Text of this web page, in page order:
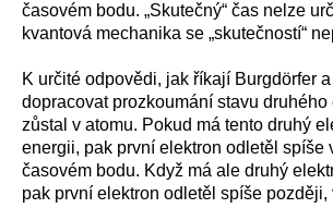
časovém bodu. „Skutečný“ čas nelze
kvantová mechanika se „skutečností“
K určité odpovědi, jak říkají Burgdörfer
dopracovat prozkoumání stavu druhého
zůstal v atomu. Pokud má tento druhý
energii, pak první elektron odletěl spíše
časovém bodu. Když má ale druhý
pak první elektron odletěl spíše později,